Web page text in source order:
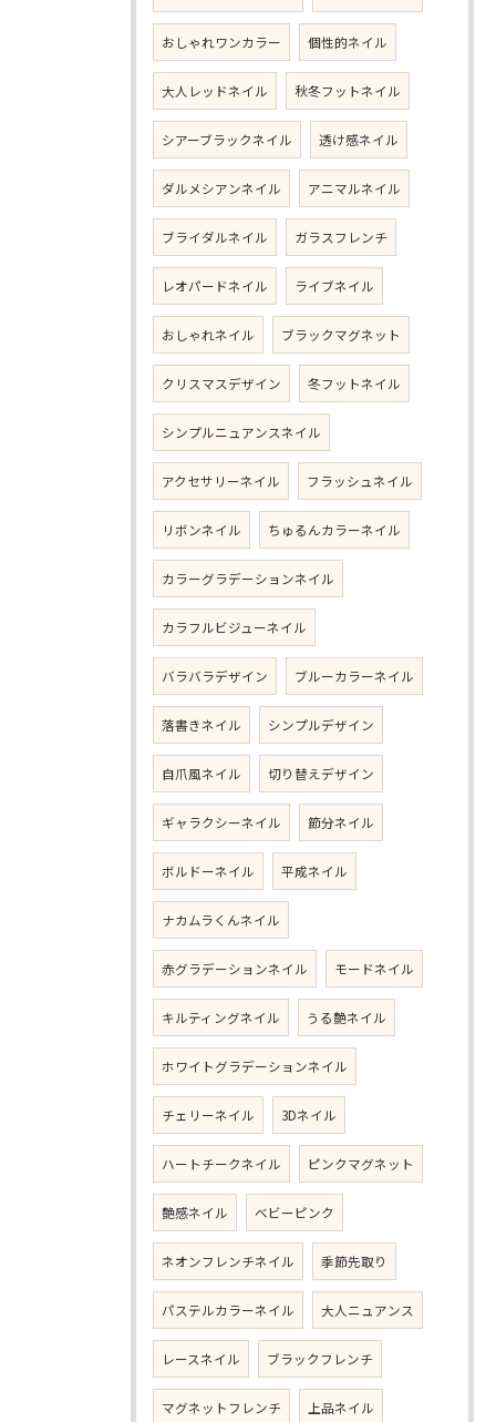
おしゃれワンカラー 個性的ネイル
大人レッドネイル 秋冬フットネイル
シアーブラックネイル 透け感ネイル
ダルメシアンネイル アニマルネイル
ブライダルネイル ガラスフレンチ
レオパードネイル ライブネイル
おしゃれネイル ブラックマグネット
クリスマスデザイン 冬フットネイル
シンプルニュアンスネイル
アクセサリーネイル フラッシュネイル
リボンネイル ちゅるんカラーネイル
カラーグラデーションネイル
カラフルビジューネイル
バラバラデザイン ブルーカラーネイル
落書きネイル シンプルデザイン
自爪風ネイル 切り替えデザイン
ギャラクシーネイル 節分ネイル
ボルドーネイル 平成ネイル
ナカムラくんネイル
赤グラデーションネイル モードネイル
キルティングネイル うる艶ネイル
ホワイトグラデーションネイル
チェリーネイル 3Dネイル
ハートチークネイル ピンクマグネット
艶感ネイル ベビーピンク
ネオンフレンチネイル 季節先取り
パステルカラーネイル 大人ニュアンス
レースネイル ブラックフレンチ
マグネットフレンチ 上品ネイル